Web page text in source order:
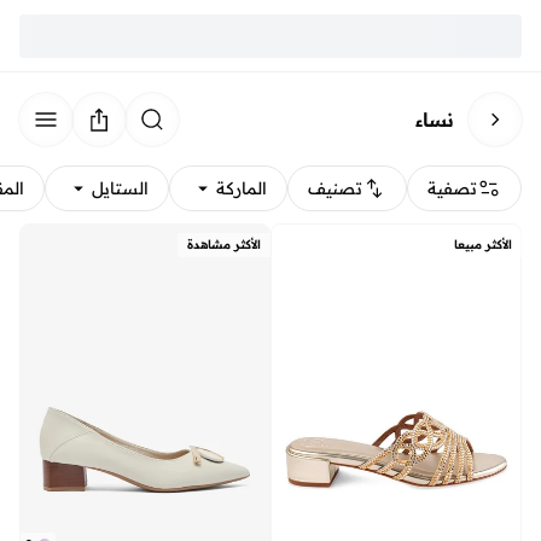
نساء
تصفية تصنيف الماركة الستايل
الأكثر مبيعا الأكثر مشاهدة